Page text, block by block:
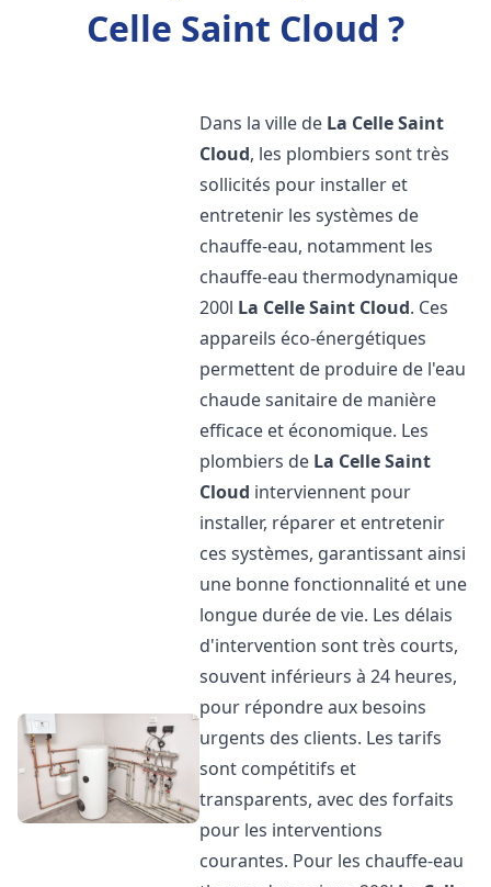
Celle Saint Cloud ?
Dans la ville de La Celle Saint
Cloud, les plombiers sont très
sollicités pour installer et
entretenir les systèmes de
chauffe-eau, notamment les
chauffe-eau thermodynamique
200l La Celle Saint Cloud. Ces
appareils éco-énergétiques
permettent de produire de l'eau
chaude sanitaire de manière
efficace et économique. Les
plombiers de La Celle Saint
Cloud interviennent pour
installer, réparer et entretenir
ces systèmes, garantissant ainsi
une bonne fonctionnalité et une
longue durée de vie. Les délais
d'intervention sont très courts,
souvent inférieurs à 24 heures,
pour répondre aux besoins
urgents des clients. Les tarifs
sont compétitifs et
transparents, avec des forfaits
pour les interventions
courantes. Pour les chauffe-eau